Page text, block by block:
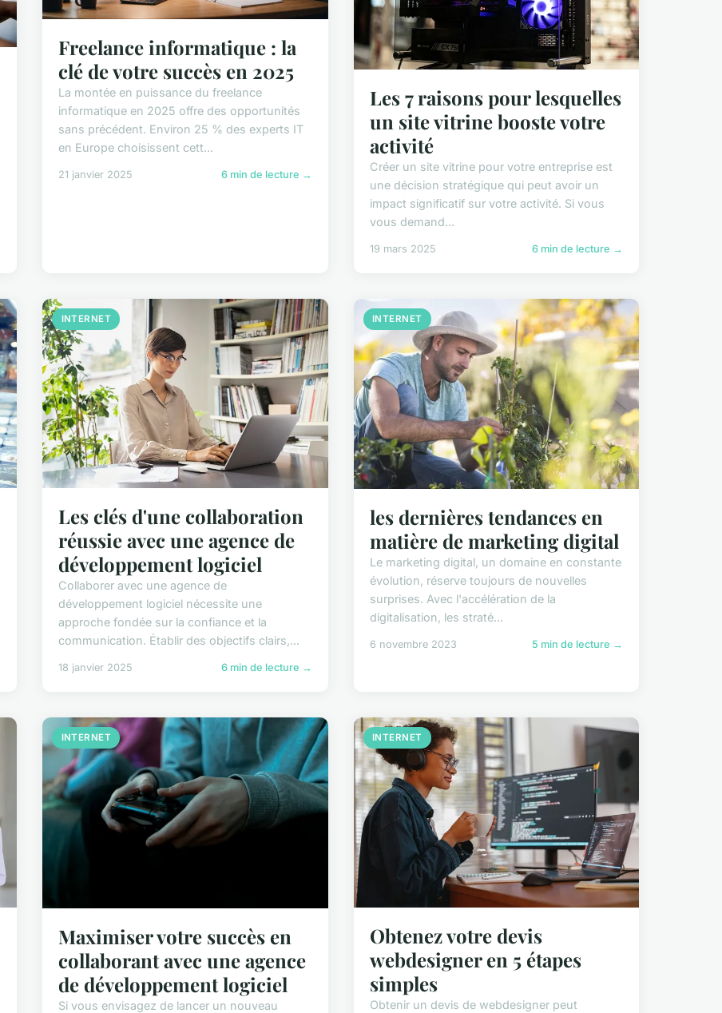
Freelance informatique : la
clé de votre succès en 2025
La montée en puissance du freelance
informatique en 2025 offre des opportunités
sans précédent. Environ 25 % des experts IT
en Europe choisissent cett...
21 janvier 2025 6 min de lecture →
Les 7 raisons pour lesquelles
un site vitrine booste votre
activité
Créer un site vitrine pour votre entreprise est
une décision stratégique qui peut avoir un
impact significatif sur votre activité. Si vous
vous demand...
19 mars 2025 6 min de lecture →
INTERNET
Les clés d'une collaboration
réussie avec une agence de
développement logiciel
Collaborer avec une agence de
développement logiciel nécessite une
approche fondée sur la confiance et la
communication. Établir des objectifs clairs,...
18 janvier 2025 6 min de lecture →
INTERNET
les dernières tendances en
matière de marketing digital
Le marketing digital, un domaine en constante
évolution, réserve toujours de nouvelles
surprises. Avec l'accélération de la
digitalisation, les straté...
6 novembre 2023 5 min de lecture →
INTERNET
Maximiser votre succès en
collaborant avec une agence
de développement logiciel
Si vous envisagez de lancer un nouveau
INTERNET
Obtenez votre devis
webdesigner en 5 étapes
simples
Obtenir un devis de webdesigner peut